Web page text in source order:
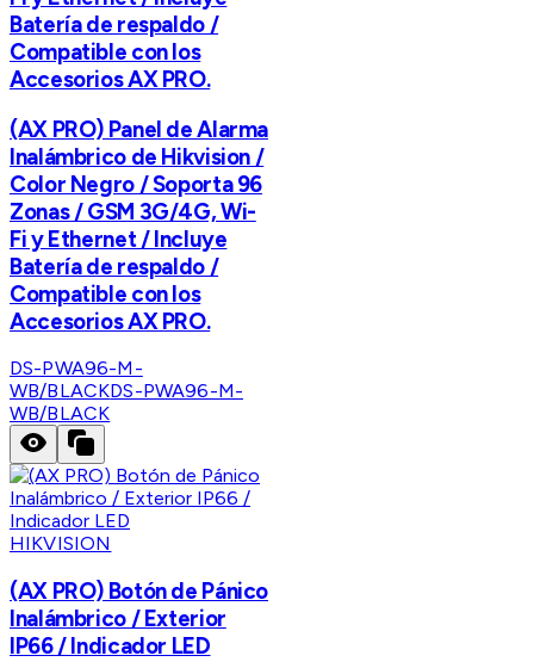
Batería de respaldo /
Compatible con los
Accesorios AX PRO.
(AX PRO) Panel de Alarma
Inalámbrico de Hikvision /
Color Negro / Soporta 96
Zonas / GSM 3G/4G, Wi-
Fi y Ethernet / Incluye
Batería de respaldo /
Compatible con los
Accesorios AX PRO.
DS-PWA96-M-
WB/BLACKDS-PWA96-M-
WB/BLACK
HIKVISION
(AX PRO) Botón de Pánico
Inalámbrico / Exterior
IP66 / Indicador LED